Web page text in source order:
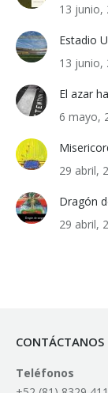
13 junio,
Estadio
13 junio,
El azar
6 mayo,
29 abril,
Dragón
29 abril,
CONTÁCTANOS
Teléfonos